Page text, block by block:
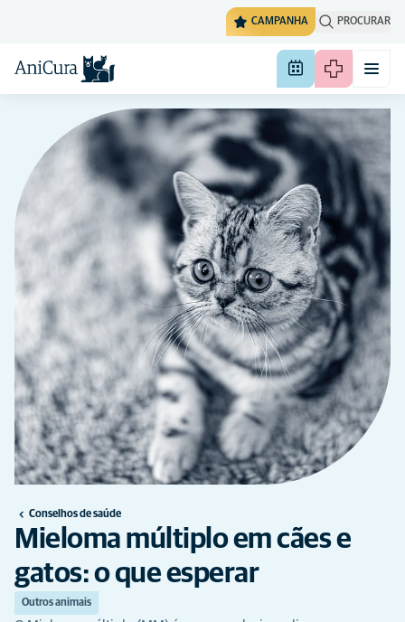
CAMPANHA PROCURAR
Conselhos de saúde
Mieloma múltiplo em cães e
gatos: o que esperar
Outros animais